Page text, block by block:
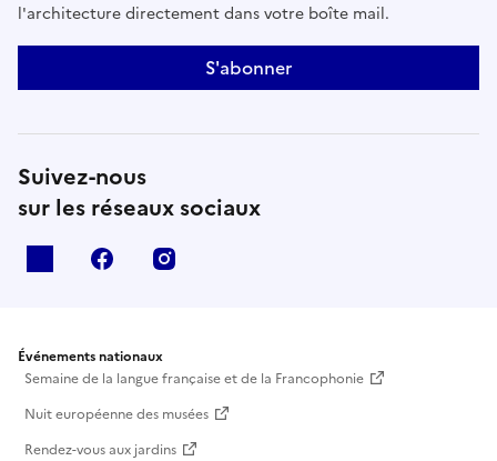
l'architecture directement dans votre boîte mail.
S'abonner
Suivez-nous
sur les réseaux sociaux
facebook
Événements nationaux
Semaine de la langue française et de la Francophonie
Nuit européenne des musées
Rendez-vous aux jardins